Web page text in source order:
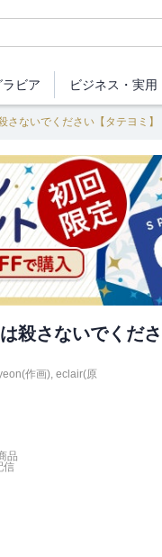
ラビア ビジネス ・実用
さないでください【タテヨミ】
殺さないでくだ
作画), eclair(原
品
信